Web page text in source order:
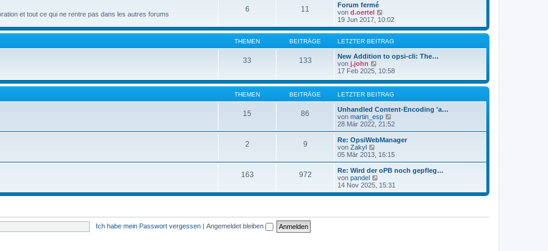
B
e
t
r
a
g
r
e
i
g
et tout ce qui ne rentre pas dans les autres forums
6 11
Forum fermé
von d.oertel
e
u
e
s
t
e
B
i
t
a
g
19 Jun 2017, 10:02
THEMEN BEITRÄGE LETZTER BEITRAG
33 133
New Addition to opsi-cli: The…
von j.john
e
e
s
e
r
B
e
t
r
a
g
17 Feb 2025, 10:58
THEMEN BEITRÄGE LETZTER BEITRAG
15 86
Unhandled Content-Encoding 'a…
von martin_esp
e
u
e
t
B
e
i
t
g
28 Mär 2022, 21:52
2 9
Re: OpsiWebManager
von Zakyl
e
u
e
s
t
e
r
i
05 Mär 2013, 16:15
163 972
Re: Wird der oPB noch gepfleg…
von pandel
e
u
14 Nov 2025, 15:31
Ich habe mein Passwort vergessen | Angemeldet bleiben